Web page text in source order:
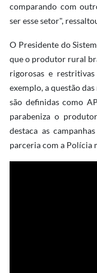
comparando com
ser esse setor",
O Presidente do
que o produtor rural
rigorosas e
exemplo, a questão
são definidas como
parabeniza o
destaca as
parceria com a Polícia